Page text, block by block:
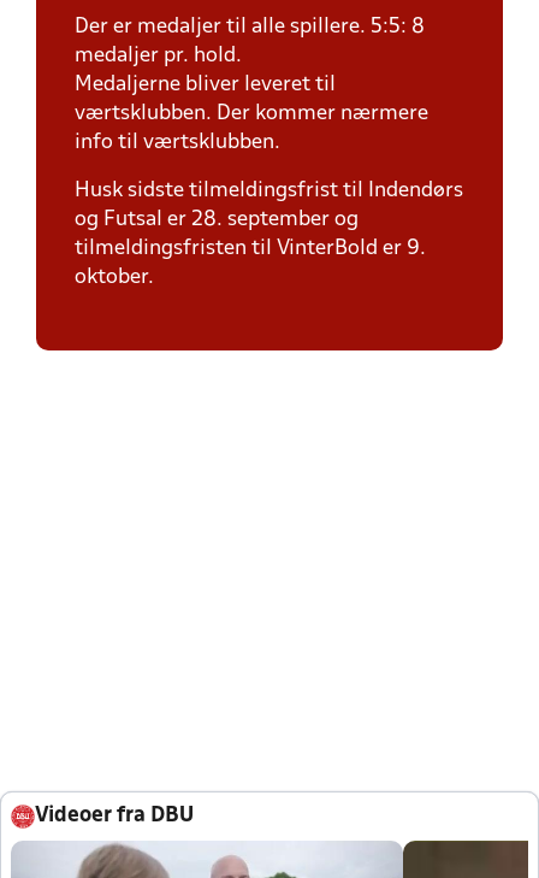
Der er medaljer til alle spillere. 5:5: 8
medaljer pr. hold.
Medaljerne bliver leveret til
værtsklubben. Der kommer nærmere
info til værtsklubben.
Husk sidste tilmeldingsfrist til Indendørs
og Futsal er 28. september og
tilmeldingsfristen til VinterBold er 9.
oktober.
Videoer fra DBU